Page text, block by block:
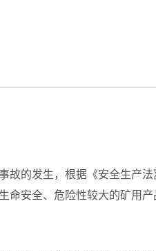
的发生，根据《安全生产法
命安全、危险性较大的矿用